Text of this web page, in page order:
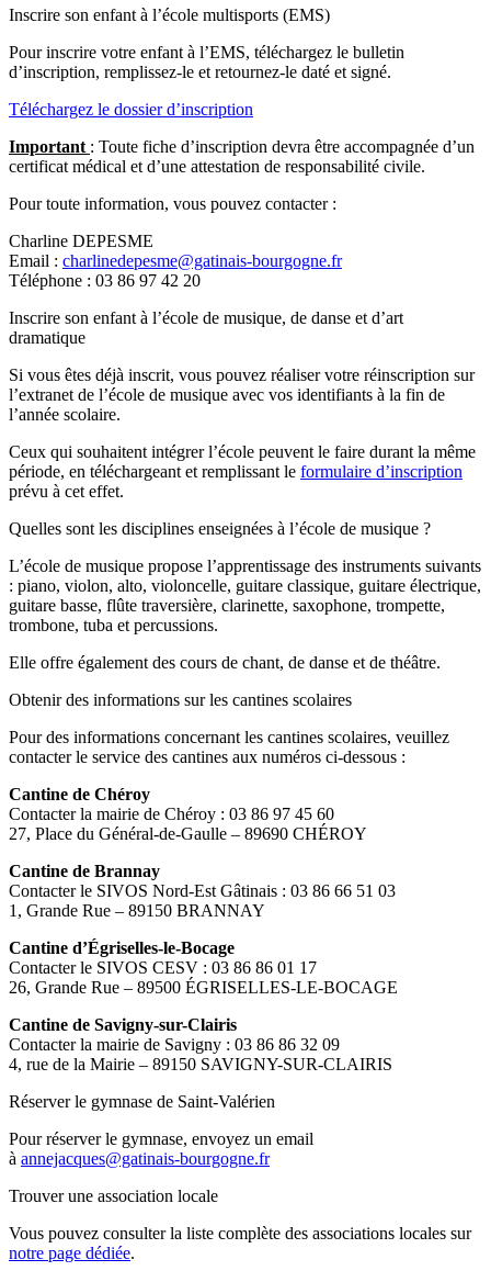
Inscrire son enfant à l’école multisports (EMS)
Pour inscrire votre enfant à l’EMS, téléchargez le bulletin
d’inscription, remplissez-le et retournez-le daté et signé.
Téléchargez le dossier d’inscription
Important : Toute fiche d’inscription devra être accompagnée d’un
certificat médical et d’une attestation de responsabilité civile.
Pour toute information, vous pouvez contacter :
Charline DEPESME
Email : charlinedepesme@gatinais-bourgogne.fr
Téléphone : 03 86 97 42 20
Inscrire son enfant à l’école de musique, de danse et d’art
dramatique
Si vous êtes déjà inscrit, vous pouvez réaliser votre réinscription sur
l’extranet de l’école de musique avec vos identifiants à la fin de
l’année scolaire.
Ceux qui souhaitent intégrer l’école peuvent le faire durant la même
période, en téléchargeant et remplissant le formulaire d’inscription
prévu à cet effet.
Quelles sont les disciplines enseignées à l’école de musique ?
L’école de musique propose l’apprentissage des instruments suivants
: piano, violon, alto, violoncelle, guitare classique, guitare électrique,
guitare basse, flûte traversière, clarinette, saxophone, trompette,
trombone, tuba et percussions.
Elle offre également des cours de chant, de danse et de théâtre.
Obtenir des informations sur les cantines scolaires
Pour des informations concernant les cantines scolaires, veuillez
contacter le service des cantines aux numéros ci-dessous :
Cantine de Chéroy
Contacter la mairie de Chéroy : 03 86 97 45 60
27, Place du Général-de-Gaulle – 89690 CHÉROY
Cantine de Brannay
Contacter le SIVOS Nord-Est Gâtinais : 03 86 66 51 03
1, Grande Rue – 89150 BRANNAY
Cantine d’Égriselles-le-Bocage
Contacter le SIVOS CESV : 03 86 86 01 17
26, Grande Rue – 89500 ÉGRISELLES-LE-BOCAGE
Cantine de Savigny-sur-Clairis
Contacter la mairie de Savigny : 03 86 86 32 09
4, rue de la Mairie – 89150 SAVIGNY-SUR-CLAIRIS
Réserver le gymnase de Saint-Valérien
Pour réserver le gymnase, envoyez un email
à annejacques@gatinais-bourgogne.fr
Trouver une association locale
Vous pouvez consulter la liste complète des associations locales sur
notre page dédiée.